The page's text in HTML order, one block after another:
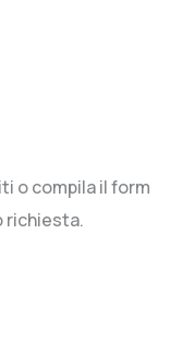
o compila il form
richiesta.